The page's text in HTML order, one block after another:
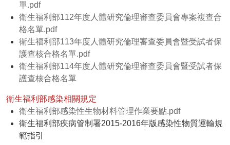
單.pdf
衛生福利部112年度人體研究倫理審查委員會專案複查合
格名單.pdf
衛生福利部113年度人體研究倫理審查委員會暨受試者保
護查核合格名單.pdf
衛生福利部114年度人體研究倫理審查委員會暨受試者保
護查核合格名單
衛生福利部感染相關規定
衛生福利部感染性生物材料管理作業要點.pdf
衛生福利部疾病管制署2015-2016年版感染性物質運輸規
範指引